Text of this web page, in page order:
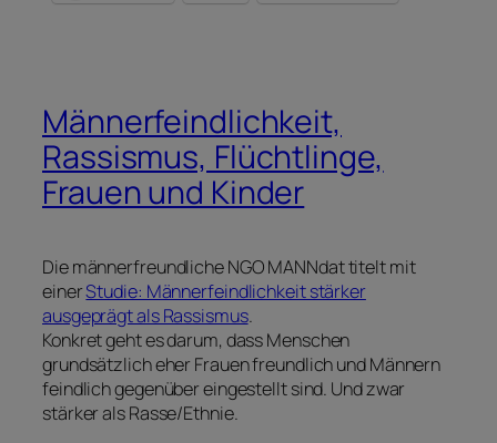
Männerfeindlichkeit,
Rassismus, Flüchtlinge,
Frauen und Kinder
Die männerfreundliche NGO MANNdat titelt mit
einerStudie: Männerfeindlichkeit stärker
ausgeprägt als Rassismus.
Konkret geht es darum, dass Menschen
grundsätzlich eher Frauen freundlich und Männern
feindlich gegenüber eingestellt sind. Und zwar
stärker als Rasse/Ethnie.